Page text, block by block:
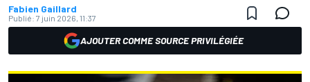
Fabien Gaillard
Publié: 7 juin 2026, 11:37
AJOUTER COMME SOURCE PRIVILÉGIÉE